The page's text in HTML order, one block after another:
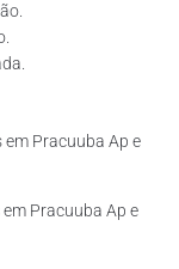
Pracuuba Ap e
Pracuuba Ap e